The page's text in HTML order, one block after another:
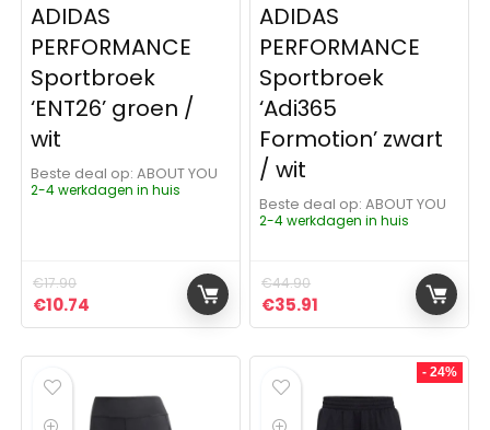
ADIDAS
PERFORMANCE
Sportbroek
‘ENT26’ groen /
wit
Beste deal op:
ABOUT YOU
2-4 werkdagen in huis
€17.90
Oorspronkelijke prijs was: €17.90.
€10.74 Huidige prijs is: €10.74.
ADIDAS
PERFORMANCE
Sportbroek
‘Adi365
Formotion’ zwart
/ wit
Beste deal op:
ABOUT YOU
2-4 werkdagen in huis
€44.90
Oorspronkelijke prijs
€35.91 Huidige prijs is:
- 24%